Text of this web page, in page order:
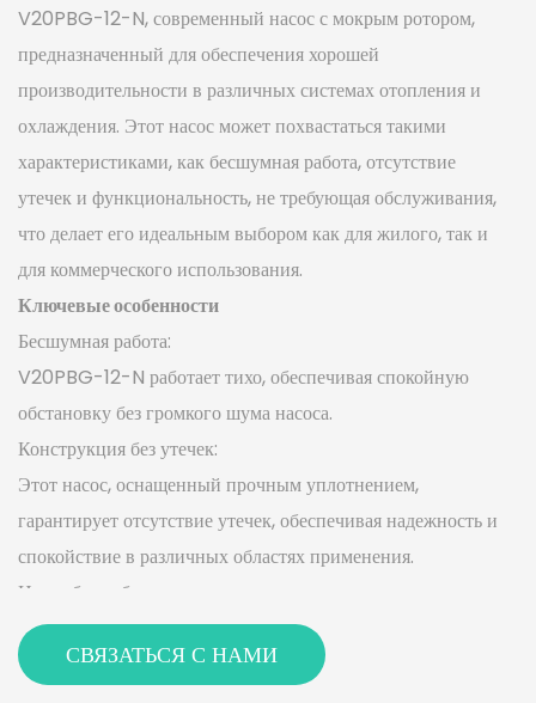
V20PBG-12-N, современный насос с мокрым ротором,
предназначенный для обеспечения хорошей
производительности в различных системах отопления и
охлаждения. Этот насос может похвастаться такими
характеристиками, как бесшумная работа, отсутствие
утечек и функциональность, не требующая обслуживания,
что делает его идеальным выбором как для жилого, так и
для коммерческого использования.
Ключевые особенности
Бесшумная работа:
V20PBG-12-N работает тихо, обеспечивая спокойную
обстановку без громкого шума насоса.
Конструкция без утечек:
Этот насос, оснащенный прочным уплотнением,
гарантирует отсутствие утечек, обеспечивая надежность и
спокойствие в различных областях применения.
Не требует обслуживания:
Разработанный для длительного срока службы, V20PBG-
12-N не требует регулярного обслуживания, что снижает
СВЯЗАТЬСЯ С НАМИ